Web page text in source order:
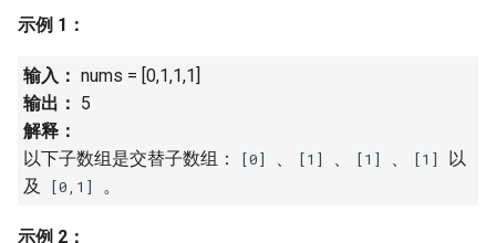
10.2. 青蛙跳台阶问题
11. 旋转数组的最小数字
12. 矩阵中的路径
13. 机器人的运动范围
14.1. 剪绳子
8. 和大于等于 target 的最短子
数组
9. 乘积小于 K 的子数组
10. 和为 k 的子数组
11. 和 1 个数相同的子数组
1.8. 零矩阵
1.9. 字符串轮转
2.1. 移除重复节点
2.2. 返回倒数第 k 个节点
2.3. 删除中间节点
示例 1：
输入： nums = [0,1,1,1]
输出： 5
解释：
以下子数组是交替子数组：
[0] [1] [1] [1]
以
及
[0,1] 。
示例 2：